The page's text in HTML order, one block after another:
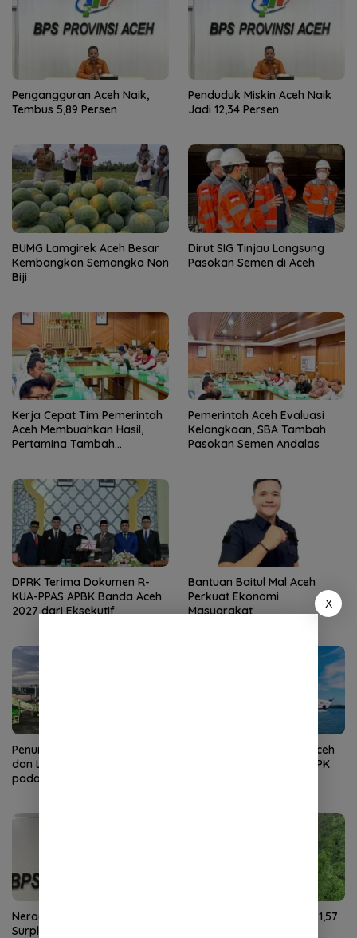
Pengangguran Aceh Naik,
Tembus 5,89 Persen
Penduduk Miskin Aceh Naik
Jadi 12,34 Persen
BUMG Lamgirek Aceh Besar
Kembangkan Semangka Non
Biji
Dirut SIG Tinjau Langsung
Pasokan Semen di Aceh
Kerja Cepat Tim Pemerintah
Aceh Membuahkan Hasil,
Pertamina Tambah
Pemerintah Aceh Evaluasi
Kelangkaan, SBA Tambah
Pasokan Semen Andalas
DPRK Terima Dokumen R-
KUA-PPAS APBK Banda Aceh
2027 dari Eksekutif
Bantuan Baitul Mal Aceh
Perkuat Ekonomi
Masyarakat
Penumpang Angkutan Udara
dan Laut di Aceh Meningkat
pada Juni 2026
Kunjungan Wisman ke Aceh
Turun pada Juni 2026, TPK
Neraca Perdagangan Aceh
Surplus US$59,27 Juta pada
NTP Aceh Juli 2026 Naik 1,57
X